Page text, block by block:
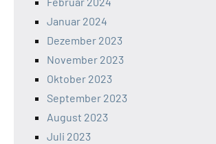
Januar 2024
Dezember 2023
November 2023
Oktober 2023
September 2023
August 2023
Juli 2023